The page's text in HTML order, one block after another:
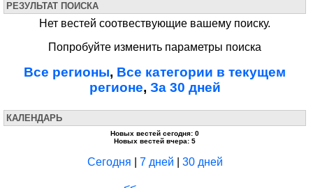
РЕЗУЛЬТАТ ПОИСКА
Нет вестей соотвествующие вашему поиску.
Попробуйте изменить параметры поиска
Все регионы, Все категории в текущем
регионе, За 30 дней
КАЛЕНДАРЬ
Новых вестей сегодня: 0
Новых вестей вчера: 5
Сегодня 7 дней 30 дней